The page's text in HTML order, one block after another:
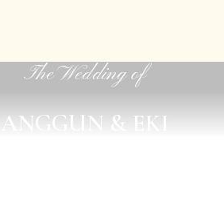
The Wedding of
ANGGUN & EKI